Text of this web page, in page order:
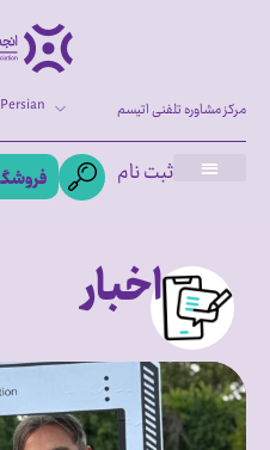
Persian مرکز مشاوره تلفنی اتیسم
ثبت نام
اخبار